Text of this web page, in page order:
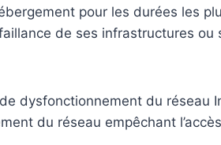
pour les durées les
de ses infrastructures ou
dysfonctionnement du réseau
du réseau empêchant